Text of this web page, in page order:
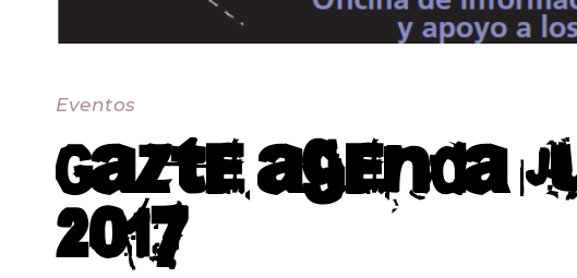
Eventos
Gazte agenda
2017